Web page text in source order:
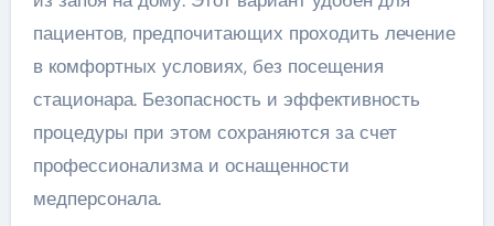
пациентов, предпочитающих проходить лечение
в комфортных условиях, без посещения
стационара. Безопасность и эффективность
процедуры при этом сохраняются за счет
профессионализма и оснащенности
медперсонала.